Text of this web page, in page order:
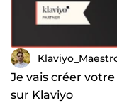
Je vais créer
sur Klaviyo